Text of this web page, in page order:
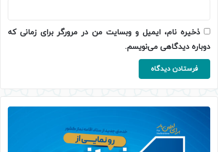
ذخیره نام، ایمیل و وبسایت من در مرورگر برای زمانی که
دوباره دیدگاهی می‌نویسم.